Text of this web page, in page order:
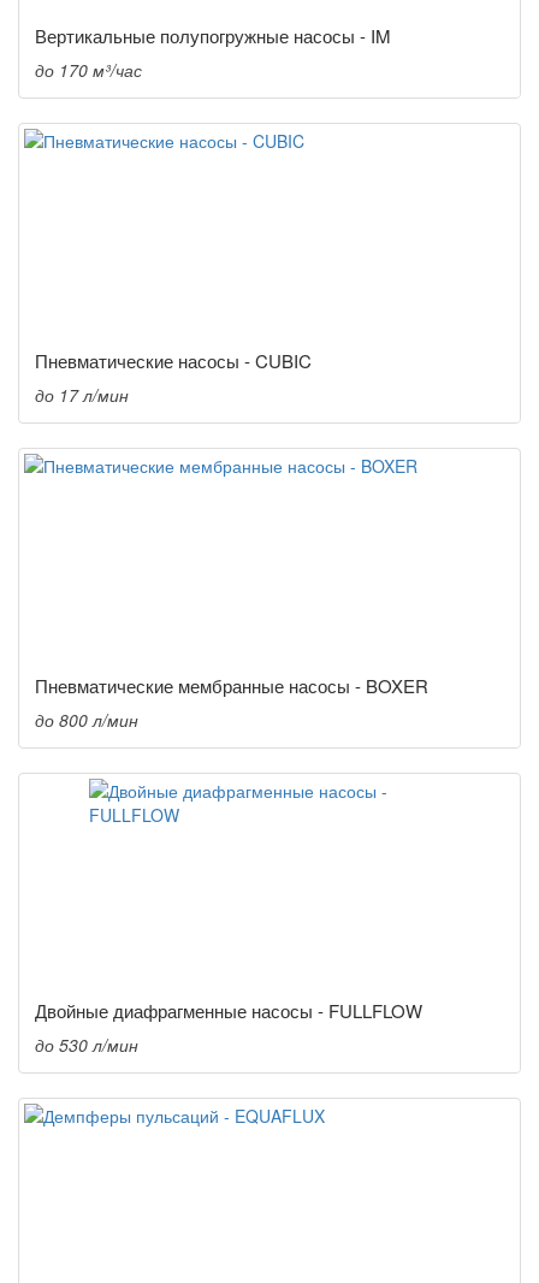
Вертикальные полупогружные насосы - IM
до 170 м³/час
Пневматические насосы - CUBIC
до 17 л/мин
Пневматические мембранные насосы - BOXER
до 800 л/мин
Двойные диафрагменные насосы - FULLFLOW
до 530 л/мин